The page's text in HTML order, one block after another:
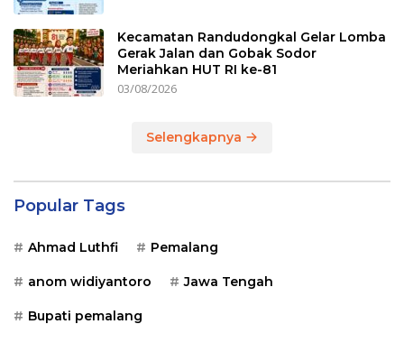
Kecamatan Randudongkal Gelar Lomba
Gerak Jalan dan Gobak Sodor
Meriahkan HUT RI ke-81
03/08/2026
Selengkapnya
Popular Tags
Ahmad Luthfi Pemalang
anom widiyantoro Jawa Tengah
Bupati pemalang